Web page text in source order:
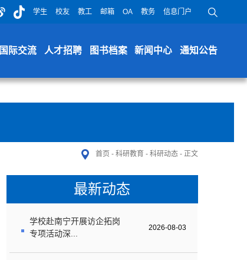
学生 校友 教工 邮箱 OA 教务 信息门户
国际交流 人才招聘 图书档案 新闻中心 通知公告
首页 - 科研教育 - 科研动态- 正文
最新动态
学校赴南宁开展访企拓岗
专项活动深...
2026-08-03